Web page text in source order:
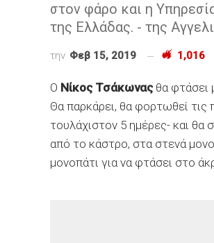
στον φάρο και η
της Ελλάδας. - της
την Φεβ 15, 2019 1,016
Ο Νίκος Τσάκωναςθα φτάσει
Θα παρκάρει, θα φορτωθεί τις
τουλάχιστον 5 ημέρες- και θα
από το κάστρο, στα στενά
μονοπάτι για να φτάσει στο